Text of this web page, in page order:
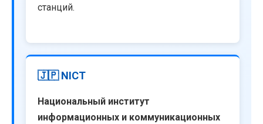
станций.
🇯🇵 NICT
Национальный институт
информационных и коммуникационных